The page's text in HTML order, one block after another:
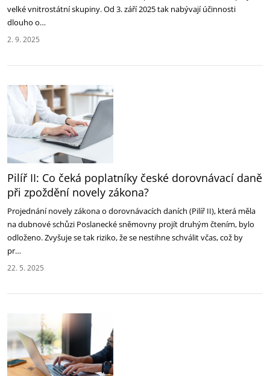
velké vnitrostátní skupiny. Od 3. září 2025 tak nabývají účinnosti
dlouho o…
2. 9. 2025
Pilíř II: Co čeká poplatníky české dorovnávací daně
při zpoždění novely zákona?‎
Projednání novely zákona o dorovnávacích daních (Pilíř II), která měla
na dubnové schůzi Poslanecké ‎sněmovny projít druhým čtením, bylo
odloženo. Zvyšuje se tak riziko, že se nestihne schválit včas, což by
‎pr…
22. 5. 2025